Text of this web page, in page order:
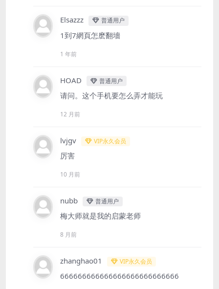
Elsazzz 普通用户
1到7網頁怎麽翻墻
1 年前
HOAD 普通用户
请问。这个手机要怎么弄才能玩
12 月前
lvjgv VIP永久会员
厉害
10 月前
nubb 普通用户
梅大师就是我的启蒙老师
8 月前
zhanghao01 VIP永久会员
666666666666666666666666666